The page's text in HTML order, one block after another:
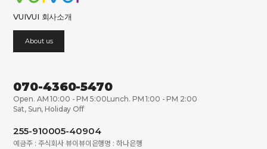
VUIVUI 회사소개
About us
070-4360-5470
Open. AM 10:00 - PM 5:00Lunch. PM 1:00 - PM 2:00
Sat, Sun, Holiday Off
255-910005-40904
예금주 : 주식회사 뷰이뷰이은행명 : 하나은행